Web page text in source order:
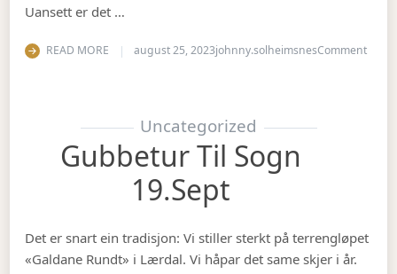
Uansett er det …
READ MORE august 25, 2023johnny.solheimsnesCommenton
Uncategorized
Gubbetur Til Sogn
19.sept
Det er snart ein tradisjon: Vi stiller sterkt på terrengløpet
«Galdane Rundt» i Lærdal. Vi håpar det same skjer i år.